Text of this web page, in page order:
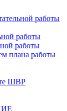
работы
работы
работы
плана работы
ШВР